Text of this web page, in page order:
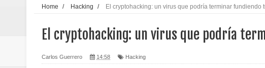
El papel de las redes sociales en la fama y
Telemedicina hoy: en qué casos funciona
Home / Hacking / El cryptohacking: un virus que podría terminar fundiendo
El cryptohacking: un virus que podría
Carlos Guerrero 14:58 Hacking